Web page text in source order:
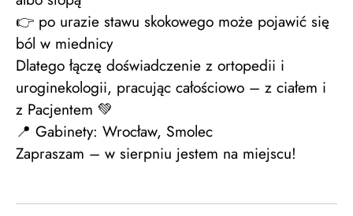
👉 po urazie stawu skokowego może pojawić się
ból w miednicy
Dlatego łączę doświadczenie z ortopedii i
uroginekologii, pracując całościowo – z ciałem i
z Pacjentem 💚
📍 Gabinety: Wrocław, Smolec
Zapraszam – w sierpniu jestem na miejscu!